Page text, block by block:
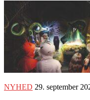
NYHED 29. september